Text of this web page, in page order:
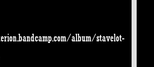
album/stavelot-